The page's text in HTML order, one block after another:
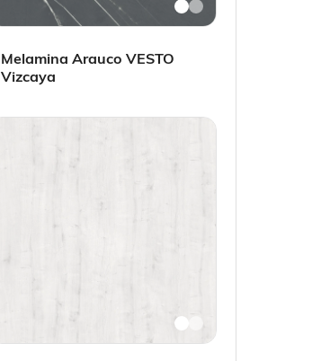
Melamina Arauco VESTO
Vizcaya